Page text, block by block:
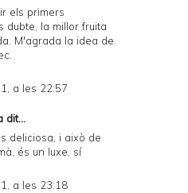
els primers
dubte, la millor fruita
M'agrada la idea de
a les 22:57
dit...
deliciosa, i això de
és un luxe, sí
a les 23:18